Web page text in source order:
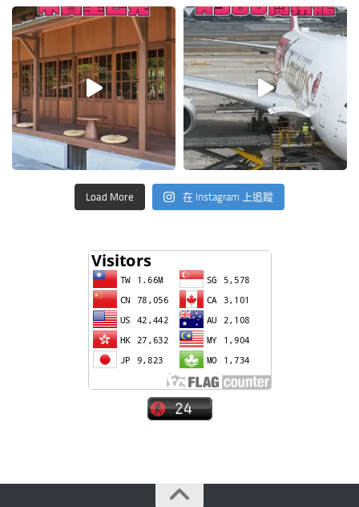
Load More 在 Instagram 上追蹤